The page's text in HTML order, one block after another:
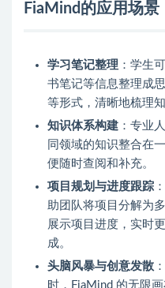
FiaMind的应用场景
学习笔记整理 ：学生
书笔记等信息整理成
等形式，清晰地梳理
知识体系构建 ：专业
同领域的知识整合在
便随时查阅和补充。
项目规划与进度跟踪
助团队将项目分解为
展示项目进度，实时
成。
头脑风暴与创意发散
时，FiaMind 的无限